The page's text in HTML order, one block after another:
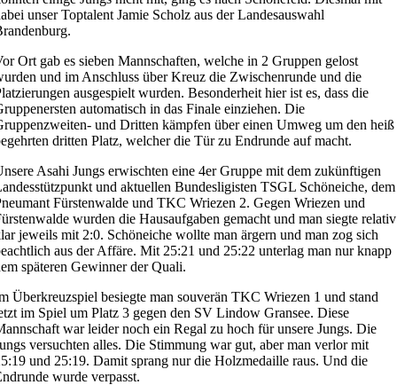
unser Toptalent Jamie Scholz aus der Landesauswahl
Ort gab es sieben Mannschaften, welche in 2 Gruppen gelost
und im Anschluss über Kreuz die Zwischenrunde und die
ausgespielt wurden. Besonderheit hier ist es, dass die
automatisch in das Finale einziehen. Die
und Dritten kämpfen über einen Umweg um den heiß
dritten Platz, welcher die Tür zu Endrunde auf macht.
Asahi Jungs erwischten eine 4er Gruppe mit dem zukünftigen
und aktuellen Bundesligisten TSGL Schöneiche, dem
Fürstenwalde und TKC Wriezen 2. Gegen Wriezen und
wurden die Hausaufgaben gemacht und man siegte relativ
jeweils mit 2:0. Schöneiche wollte man ärgern und man zog sich
aus der Affäre. Mit 25:21 und 25:22 unterlag man nur knapp
späteren Gewinner der Quali.
Überkreuzspiel besiegte man souverän TKC Wriezen 1 und stand
im Spiel um Platz 3 gegen den SV Lindow Gransee. Diese
war leider noch ein Regal zu hoch für unsere Jungs. Die
versuchten alles. Die Stimmung war gut, aber man verlor mit
und 25:19. Damit sprang nur die Holzmedaille raus. Und die
wurde verpasst.